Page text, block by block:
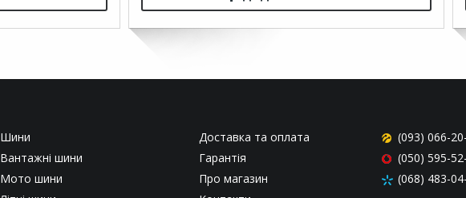
Шини
Вантажні шини
Мото шини
Доставка та оплата
Гарантія
Про магазин
(093) 066-
(050) 595-
(068) 483-